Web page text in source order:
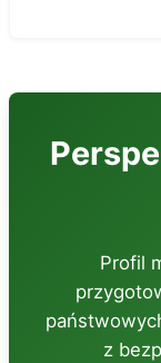
Profil
z